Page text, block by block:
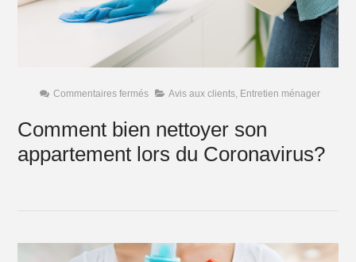
Commentaires ferméssur
nettoyer
son
appartement
lors
Avis aux clients Entretien ménager
Comment bien nettoyer son
appartement lors du Coronavirus?